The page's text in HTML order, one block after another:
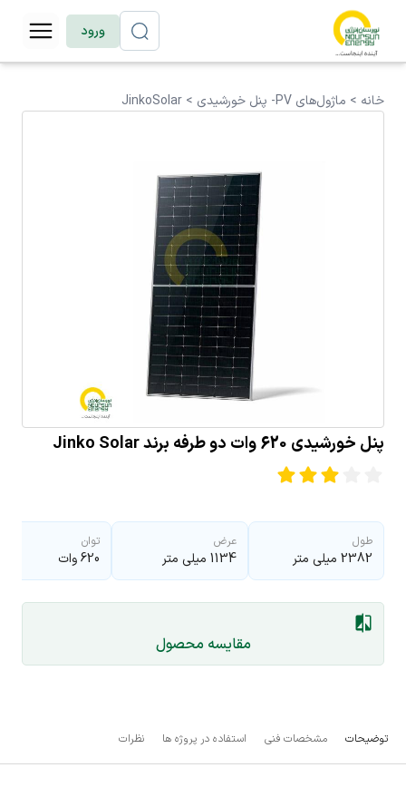
ورود
خانه > ماژول‌های PV- پنل خورشیدی >
JinkoSolar
پنل خورشیدی 620 وات دو طرفه برند Jinko Solar
طول
2382 میلی متر
عرض
1134 میلی متر
توان
620 وات
مقایسه محصول
توضیحات مشخصات فنی استفاده در پروژه ها نظرات